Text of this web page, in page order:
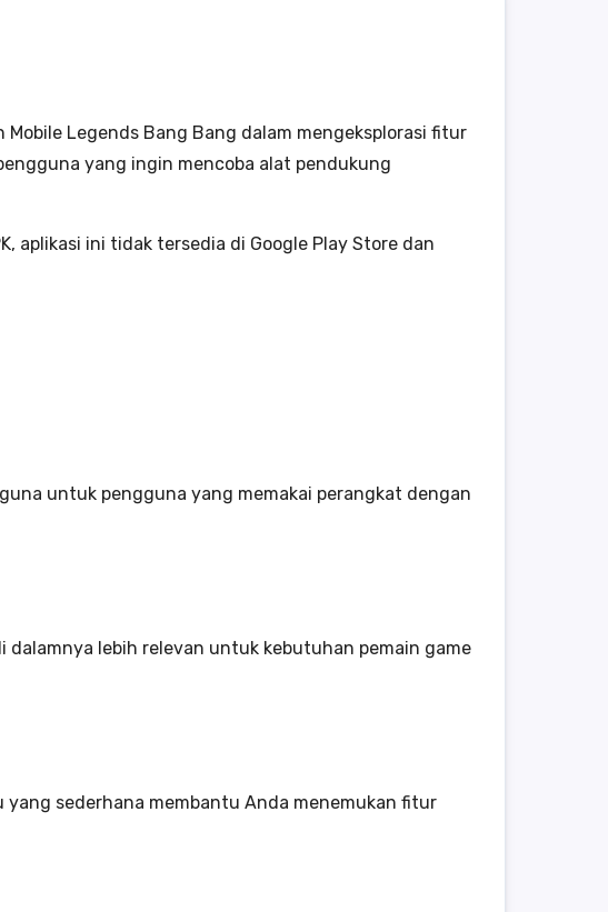
Legends Bang Bang dalam mengeksplorasi fitur
yang ingin mencoba alat pendukung
aplikasi ini tidak tersedia di Google Play Store dan
untuk pengguna yang memakai perangkat dengan
lebih relevan untuk kebutuhan pemain game
yang sederhana membantu Anda menemukan fitur